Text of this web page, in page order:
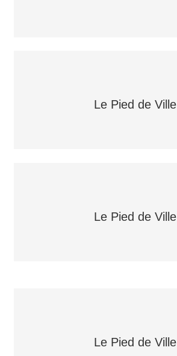
Le Pied de Ville
Le Pied de Ville
Le Pied de Ville